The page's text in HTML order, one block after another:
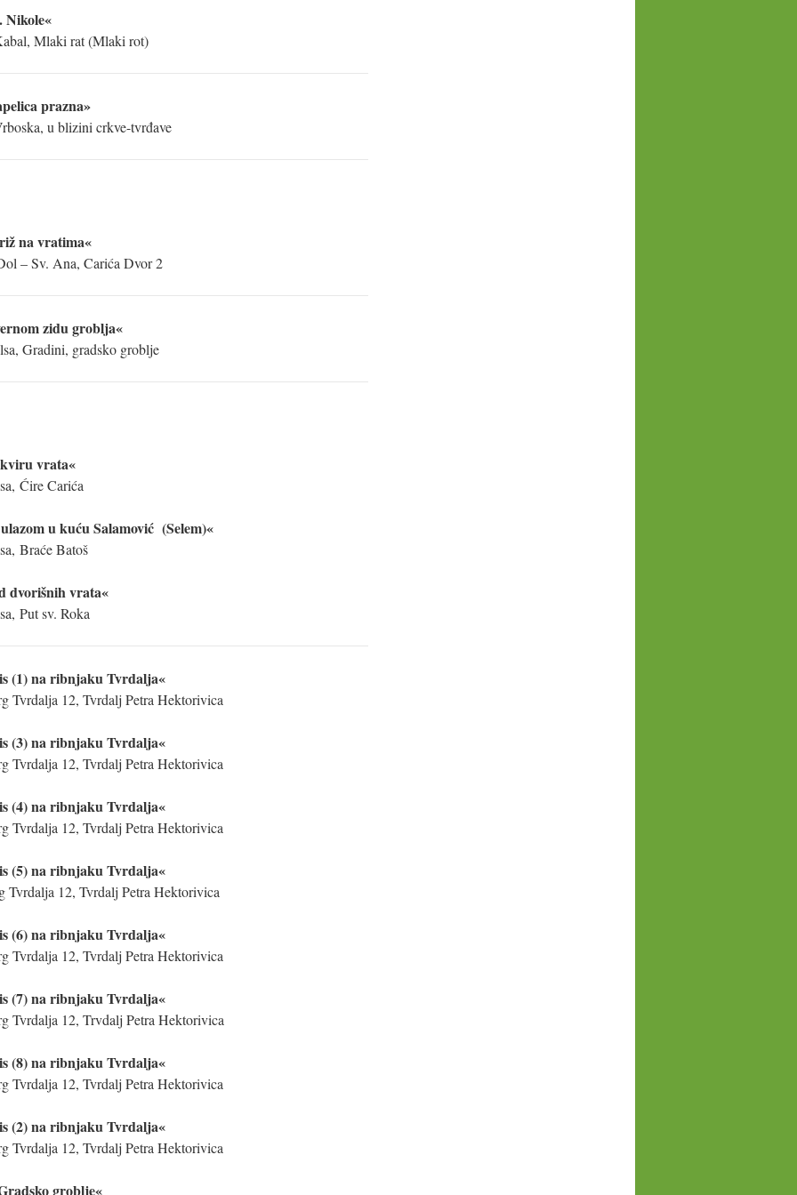
Nikole«
Mlaki rat (Mlaki rot)
prazna»
u blizini crkve-tvrđave
na vratima«
– Sv. Ana, Carića Dvor 2
zidu groblja«
Gradini, gradsko groblje
vrata«
Ćire Carića
u kuću Salamović (Selem)«
Braće Batoš
dvorišnih vrata«
Put sv. Roka
(1) na ribnjaku Tvrdalja«
Tvrdalja 12, Tvrdalj Petra Hektorivica
(3) na ribnjaku Tvrdalja«
Tvrdalja 12, Tvrdalj Petra Hektorivica
(4) na ribnjaku Tvrdalja«
Tvrdalja 12, Tvrdalj Petra Hektorivica
(5) na ribnjaku Tvrdalja«
Tvrdalja 12, Tvrdalj Petra Hektorivica
(6) na ribnjaku Tvrdalja«
Tvrdalja 12, Tvrdalj Petra Hektorivica
(7) na ribnjaku Tvrdalja«
Tvrdalja 12, Trvdalj Petra Hektorivica
(8) na ribnjaku Tvrdalja«
Tvrdalja 12, Tvrdalj Petra Hektorivica
(2) na ribnjaku Tvrdalja«
Tvrdalja 12, Tvrdalj Petra Hektorivica
groblje«